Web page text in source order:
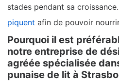
stades pendant sa croissance.
piquent afin de pouvoir
Pourquoi il est
notre entreprise de
agréée spécialisée
punaise de lit à